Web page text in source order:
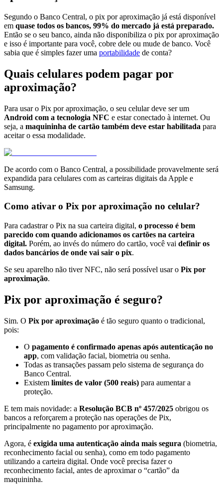
Segundo o Banco Central, o pix por aproximação já está disponível
em quase todos os bancos, 99% do mercado já está preparado.
Então se o seu banco, ainda não disponibiliza o pix por aproximação
e isso é importante para você, cobre dele ou mude de banco. Você
sabia que é simples fazer uma portabilidade de conta?
Quais celulares podem pagar por
aproximação?
Para usar o Pix por aproximação, o seu celular deve ser um
Android com a tecnologia NFC e estar conectado à internet. Ou
seja, a maquininha de cartão também deve estar habilitada para
aceitar o essa modalidade.
De acordo com o Banco Central, a possibilidade provavelmente será
expandida para celulares com as carteiras digitais da Apple e
Samsung.
Como ativar o Pix por aproximação no celular?
Para cadastrar o Pix na sua carteira digital, o processo é bem
parecido com quando adicionamos os cartões na carteira
digital. Porém, ao invés do número do cartão, você vai definir os
dados bancários de onde vai sair o pix.
Se seu aparelho não tiver NFC, não será possível usar o Pix por
aproximação.
Pix por aproximação é seguro?
Sim. O Pix por aproximação é tão seguro quanto o tradicional,
pois:
O pagamento é confirmado apenas após autenticação no
app, com validação facial, biometria ou senha.
Todas as transações passam pelo sistema de segurança do
Banco Central.
Existem limites de valor (500 reais) para aumentar a
proteção.
E tem mais novidade: a Resolução BCB nº 457/2025 obrigou os
bancos a reforçarem a proteção nas operações de Pix,
principalmente no pagamento por aproximação.
Agora, é exigida uma autenticação ainda mais segura (biometria,
reconhecimento facial ou senha), como em todo pagamento
utilizando a carteira digital. Onde você precisa fazer o
reconhecimento facial, antes de aproximar o “cartão” da
maquininha.